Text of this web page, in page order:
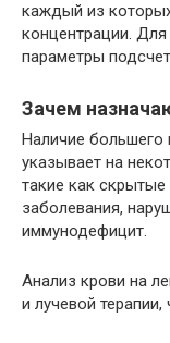
каждый из которых
концентрации. Для
параметры
Зачем
Наличие большего
указывает на
такие как
заболевания,
иммунодефицит.
Анализ крови на
и лучевой